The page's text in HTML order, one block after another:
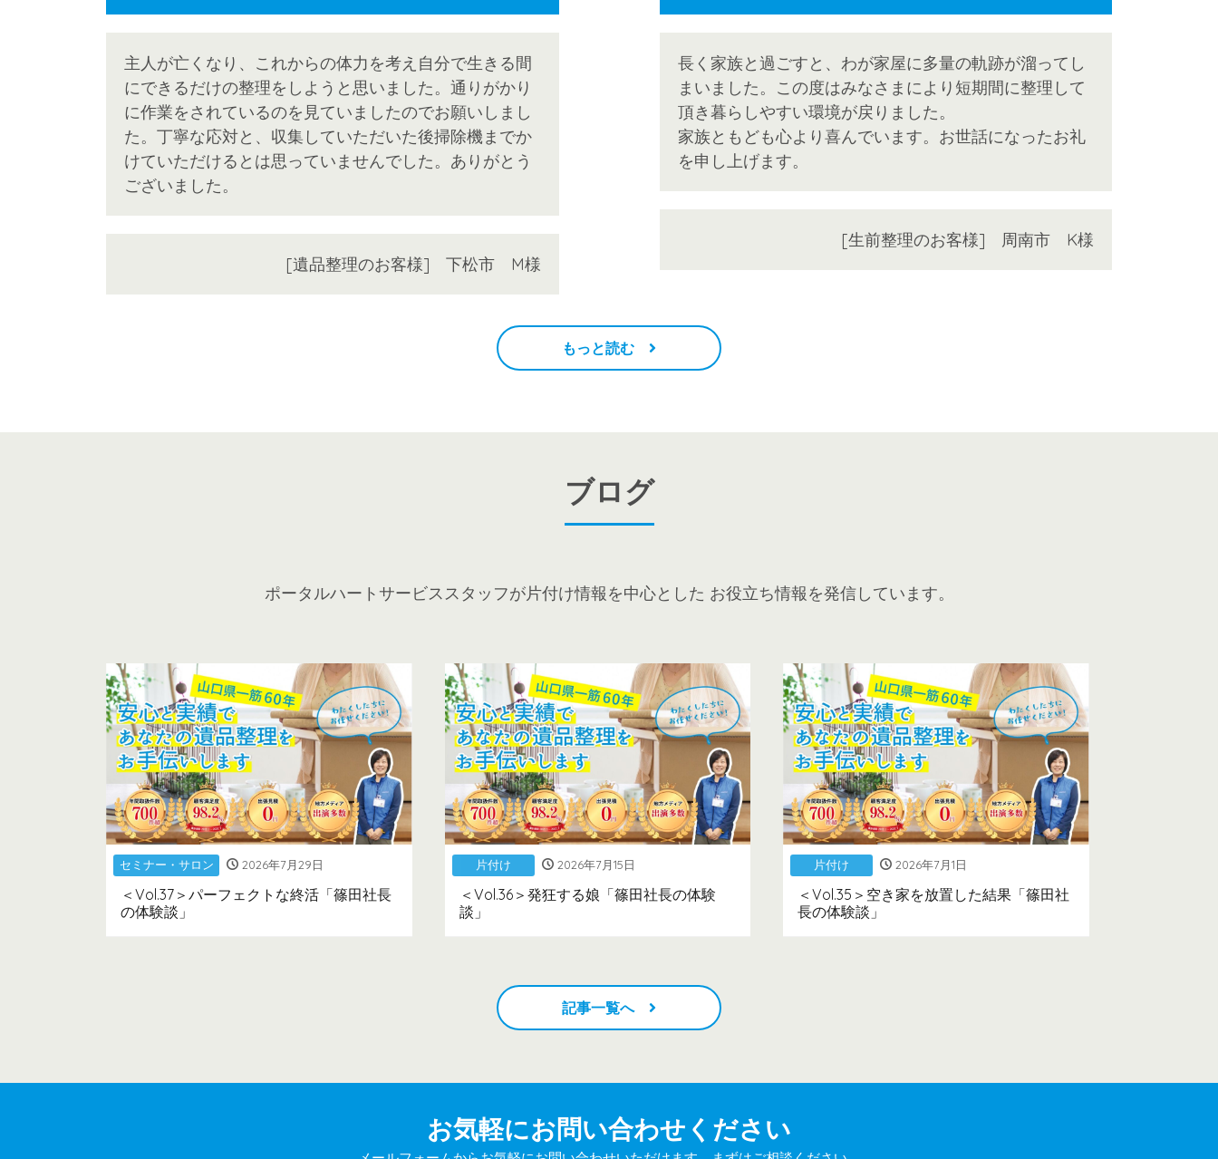
主人が亡くなり、これからの体力を考え自分で生きる間
にできるだけの整理をしようと思いました。通りがかり
に作業をされているのを見ていましたのでお願いしまし
た。丁寧な応対と、収集していただいた後掃除機までか
けていただけるとは思っていませんでした。ありがとう
ございました。
[遺品整理のお客様] 下松市 M様
長く家族と過ごすと、わが家屋に多量の軌跡が溜ってし
まいました。この度はみなさまにより短期間に整理して
頂き暮らしやすい環境が戻りました。
家族ともども心より喜んでいます。お世話になったお礼
を申し上げます。
[生前整理のお客様] 周南市 K様
もっと読む
ブログ
ポータルハートサービススタッフが片付け情報を中心とした お役立ち情報を発信しています。
セミナー・サロン 2026年7月29日
＜Vol.37＞パーフェクトな終活「篠田社長
の体験談」
片付け 2026年7月15日
＜Vol.36＞発狂する娘「篠田社長の体験
談」
片付け 2026年7月1日
＜Vol.35＞空き家を放置した結果「篠田社
長の体験談」
記事一覧へ
お気軽にお問い合わせください